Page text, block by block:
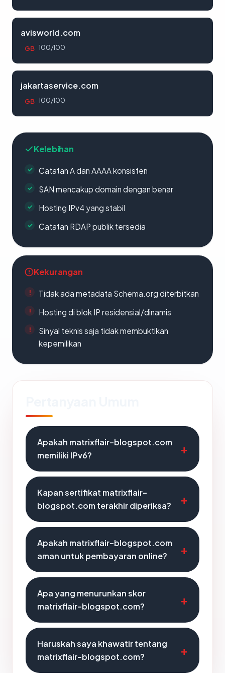
avisworld.com
GB 100/100
jakartaservice.com
GB 100/100
Kelebihan
Catatan A dan AAAA konsisten
SAN mencakup domain dengan benar
Hosting IPv4 yang stabil
Catatan RDAP publik tersedia
Kekurangan
Tidak ada metadata Schema.org diterbitkan
Hosting di blok IP residensial/dinamis
Sinyal teknis saja tidak membuktikan
kepemilikan
Apakah matrixflair-blogspot.com
memiliki IPv6?
Kapan sertifikat matrixflair-
blogspot.com terakhir diperiksa?
Apakah matrixflair-blogspot.com
aman untuk pembayaran online?
Apa yang menurunkan skor
matrixflair-blogspot.com?
Haruskah saya khawatir tentang
matrixflair-blogspot.com?